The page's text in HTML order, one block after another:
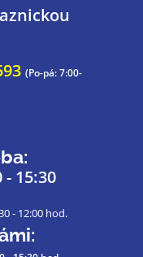
(Po-pá: 7:00-
- 15:30
- 12:00 hod.